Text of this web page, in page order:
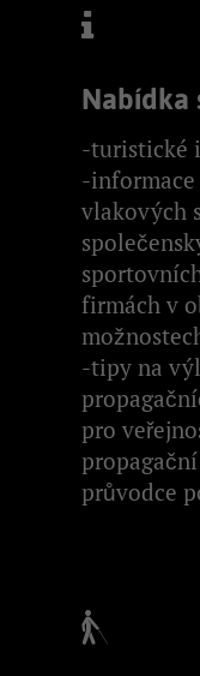
Nabídka
-turistické
-informace
vlakových
firmách v
-tipy na
pro
průvodce